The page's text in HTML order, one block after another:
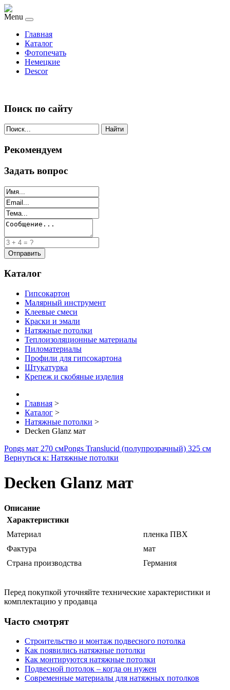
Menu
Главная
Каталог
Фотопечать
Немецкие
Descor
Поиск по сайту
Найти
Рекомендуем
Задать вопрос
Каталог
Гипсокартон
Малярный инструмент
Клеевые смеси
Краски и эмали
Натяжные потолки
Теплоизоляционные материалы
Пиломатериалы
Профили для гипсокартона
Штукатурка
Крепеж и скобяные изделия
Главная >
Каталог >
Натяжные потолки >
Decken Glanz мат
Pongs мат 270 смPongs Translucid (полупрозрачный) 325 см
Вернуться к: Натяжные потолки
Decken Glanz мат
Описание
Характеристики
Материал
пленка ПВХ
Фактура
мат
Страна производства
Германия
Перед покупкой уточняйте технические характеристики и
комплектацию у продавца
Часто смотрят
Строительство и монтаж подвесного потолка
Как появились натяжные потолки
Как монтируются натяжные потолки
Подвесной потолок – когда он нужен
Современные материалы для натяжных потолков